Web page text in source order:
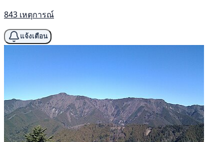
843 เหตุการณ์
แจ้งเตือน